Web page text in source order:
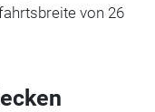
von 26